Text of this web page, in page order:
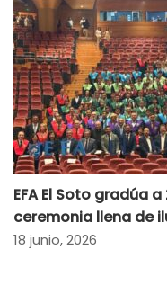
EFA El Soto gradúa
ceremonia llena de
18 junio, 2026